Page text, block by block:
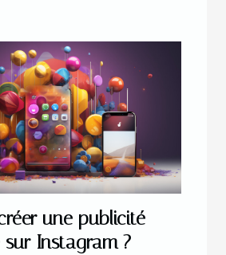
une publicité
Instagram ?